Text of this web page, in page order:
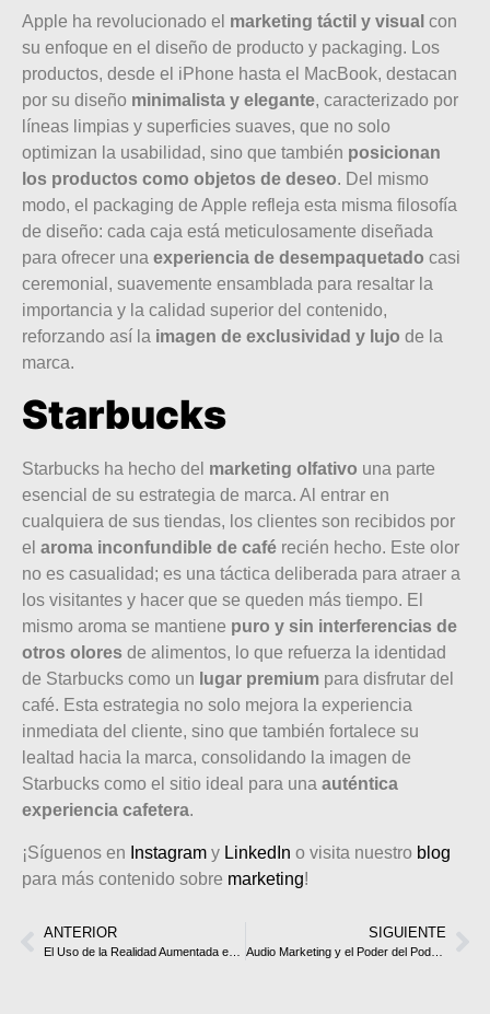
Apple ha revolucionado el marketing táctil y visual con
su enfoque en el diseño de producto y packaging. Los
productos, desde el iPhone hasta el MacBook, destacan
por su diseño minimalista y elegante, caracterizado por
líneas limpias y superficies suaves, que no solo
optimizan la usabilidad, sino que también posicionan
los productos como objetos de deseo. Del mismo
modo, el packaging de Apple refleja esta misma filosofía
de diseño: cada caja está meticulosamente diseñada
para ofrecer una experiencia de desempaquetado casi
ceremonial, suavemente ensamblada para resaltar la
importancia y la calidad superior del contenido,
reforzando así la imagen de exclusividad y lujo de la
marca.
Starbucks
Starbucks ha hecho del marketing olfativo una parte
esencial de su estrategia de marca. Al entrar en
cualquiera de sus tiendas, los clientes son recibidos por
el aroma inconfundible de café recién hecho. Este olor
no es casualidad; es una táctica deliberada para atraer a
los visitantes y hacer que se queden más tiempo. El
mismo aroma se mantiene puro y sin interferencias de
otros olores de alimentos, lo que refuerza la identidad
de Starbucks como un lugar premium para disfrutar del
café. Esta estrategia no solo mejora la experiencia
inmediata del cliente, sino que también fortalece su
lealtad hacia la marca, consolidando la imagen de
Starbucks como el sitio ideal para una auténtica
experiencia cafetera.
¡Síguenos en Instagram y LinkedIn o visita nuestro blog
para más contenido sobre marketing!
ANTERIOR SIGUIENTE
Audio Marketing y el Poder del Podcasting